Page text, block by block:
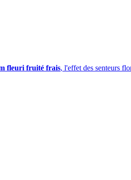
fleuri fruité frais, l'effet des senteurs